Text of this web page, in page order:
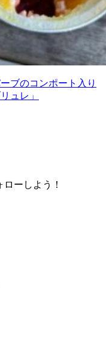
ブのコンポート入り
ュレ」